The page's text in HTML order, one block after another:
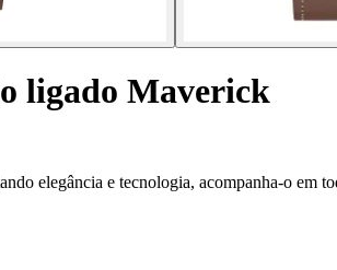
ligado Maverick
elegância e tecnologia, acompanha-o em